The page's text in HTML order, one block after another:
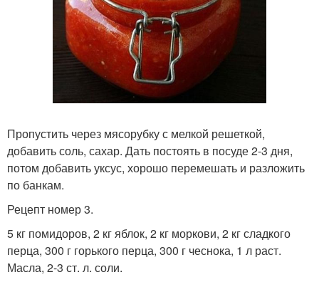
Пропустить через мясорубку с мелкой решеткой,
добавить соль, сахар. Дать постоять в посуде 2-3 дня,
потом добавить уксус, хорошо перемешать и разложить
по банкам.
Рецепт номер 3.
5 кг помидоров, 2 кг яблок, 2 кг моркови, 2 кг сладкого
перца, 300 г горького перца, 300 г чеснока, 1 л раст.
Масла, 2-3 ст. л. соли.